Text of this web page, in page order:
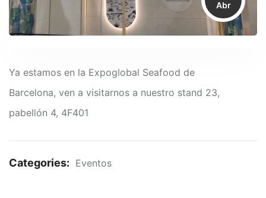
Abr
Ya estamos en la Expoglobal Seafood de
Barcelona, ven a visitarnos a nuestro stand 23,
pabellón 4, 4F401
Categories: Eventos